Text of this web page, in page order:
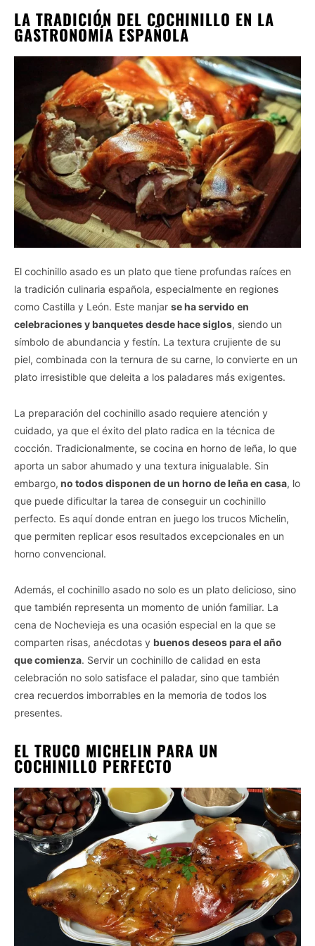
LA TRADICIÓN DEL COCHINILLO EN LA
GASTRONOMÍA ESPAÑOLA
El cochinillo asado es un plato que tiene profundas raíces en
la tradición culinaria española, especialmente en regiones
como Castilla y León. Este manjar se ha servido en
celebraciones y banquetes desde hace siglos, siendo un
símbolo de abundancia y festín. La textura crujiente de su
piel, combinada con la ternura de su carne, lo convierte en un
plato irresistible que deleita a los paladares más exigentes.
La preparación del cochinillo asado requiere atención y
cuidado, ya que el éxito del plato radica en la técnica de
cocción. Tradicionalmente, se cocina en horno de leña, lo que
aporta un sabor ahumado y una textura inigualable. Sin
embargo, no todos disponen de un horno de leña en casa, lo
que puede dificultar la tarea de conseguir un cochinillo
perfecto. Es aquí donde entran en juego los trucos Michelin,
que permiten replicar esos resultados excepcionales en un
horno convencional.
Además, el cochinillo asado no solo es un plato delicioso, sino
que también representa un momento de unión familiar. La
cena de Nochevieja es una ocasión especial en la que se
comparten risas, anécdotas y buenos deseos para el año
que comienza. Servir un cochinillo de calidad en esta
celebración no solo satisface el paladar, sino que también
crea recuerdos imborrables en la memoria de todos los
presentes.
EL TRUCO MICHELIN PARA UN
COCHINILLO PERFECTO